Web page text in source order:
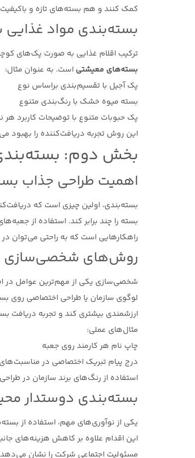
کمک کنند و هم بسته‌های تازه و باکیفیت
بسته‌بندی مواد
ترکیب اقلام غذایی به صورت پک‌های
بسته‌های معیشتی است. به عنوان مثال:
پک آجیل با تقسیم‌بندی براساس نوع
بسته میوه خشک با رنگ‌بندی متنوع
پک حبوبات متنوع با توضیحات کاربرد هر
این روش تجربه دریافت‌کننده را
بخش دوم:
اهمیت طراحی جذاب
بسته‌بندی، اولین چیزی است که
بسته را چند برابر کند. استفاده از
راهکارهایی است که به راحتی می‌توان
روش‌های شخصی‌سازی
شخصی‌سازی یکی از مهم‌ترین عوامل در
لوگوی سازمان یا طراحی اختصاصی روی
ارزشمندی بیشتری کند و تجربه دریافت
مثال‌های عملی:
چاپ نام هر کارمند روی جعبه
درج پیام تبریک اختصاصی در
استفاده از رنگ‌های برند سازمان در
بسته‌بندی دوستدار
یکی از نوآوری‌های مهم، استفاده از
این اقدام علاوه بر کاهش هزینه‌های
مسئولیت اجتماعی شرکت را نشان